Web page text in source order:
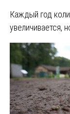
Каждый год
увеличивается,